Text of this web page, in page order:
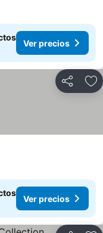
Ver precios
Compartir
Ver precios